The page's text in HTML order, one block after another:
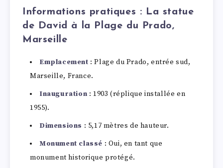
Informations pratiques : La statue
de David à la Plage du Prado,
Marseille
Emplacement : Plage du Prado, entrée sud,
Marseille, France.
Inauguration : 1903 (réplique installée en
1955).
Dimensions : 5,17 mètres de hauteur.
Monument classé : Oui, en tant que
monument historique protégé.